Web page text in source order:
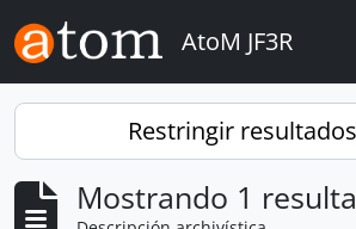
Skip to main content
AtoM JF3R
Restringir
Mostrando 1